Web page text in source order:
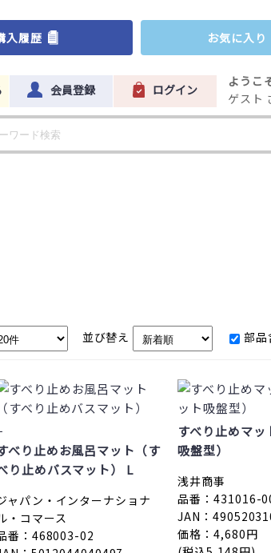
入履歴 お気に入り
会員登録 ログイン
ようこ
ゲスト
並び替え 部品
べり止めお風呂マット（す
り止めバスマット） L
ャパン・インターナショナ
・コマース
番：468003-02
すべり止めマッ
吸盤型）
浅井商事
品番：431016-
JAN：
価格：4,680円